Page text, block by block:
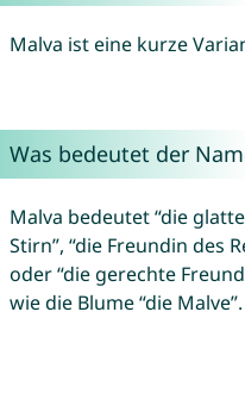
Malva ist eine kurze
Was bedeutet der
Malva bedeutet “die
Stirn”, “die Freundin des
oder “die gerechte
wie die Blume “die Malve”.